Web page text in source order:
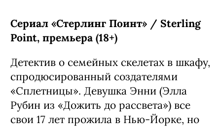
Сериал «Стерлинг Поинт» / Sterling
Point, премьера (18+)
Детектив о семейных скелетах в шкафу,
спродюсированный создателями
«Сплетницы». Девушка Энни (Элла
Рубин из «Дожить до рассвета») все
свои 17 лет прожила в Нью-Йорке, но